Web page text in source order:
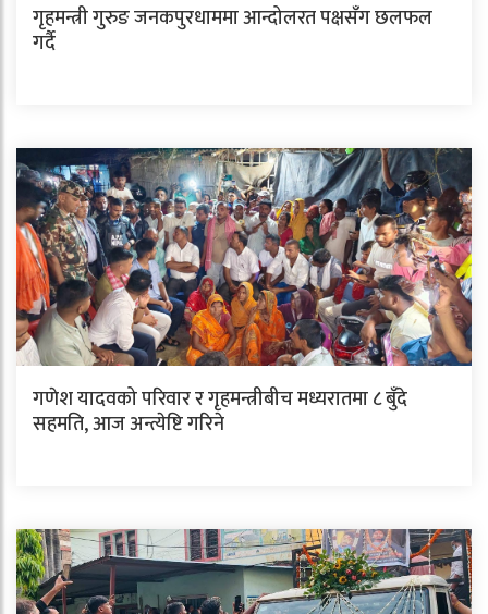
गृहमन्त्री गुरुङ जनकपुरधाममा आन्दोलरत पक्षसँग छलफल
गर्दै
गणेश यादवको परिवार र गृहमन्त्रीबीच मध्यरातमा ८ बुँदे
सहमति, आज अन्त्येष्टि गरिने